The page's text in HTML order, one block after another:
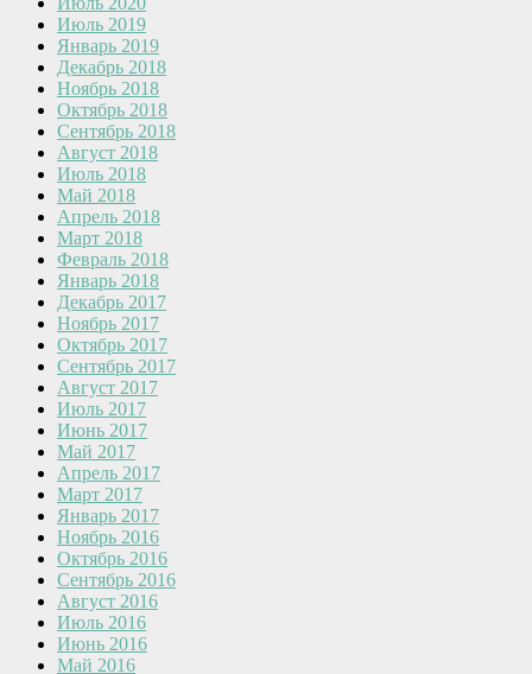
Июль 2019
Январь 2019
Декабрь 2018
Ноябрь 2018
Октябрь 2018
Сентябрь 2018
Август 2018
Июль 2018
Май 2018
Апрель 2018
Март 2018
Февраль 2018
Январь 2018
Декабрь 2017
Ноябрь 2017
Октябрь 2017
Сентябрь 2017
Август 2017
Июль 2017
Июнь 2017
Май 2017
Апрель 2017
Март 2017
Январь 2017
Ноябрь 2016
Октябрь 2016
Сентябрь 2016
Август 2016
Июль 2016
Июнь 2016
Май 2016